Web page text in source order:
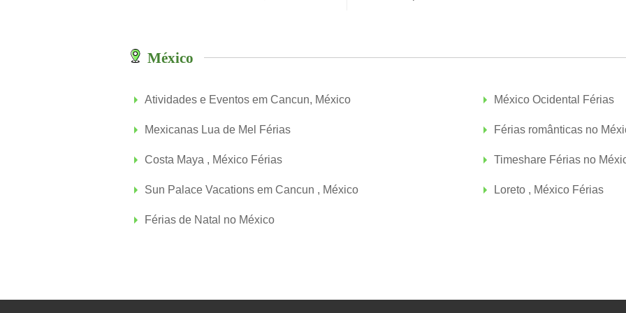
México
Atividades e Eventos em Cancun, México México Ocidental Férias
Mexicanas Lua de Mel Férias Férias românticas no
Costa Maya , México Férias Timeshare Férias no
Sun Palace Vacations em Cancun , México Loreto , México Férias
Férias de Natal no México